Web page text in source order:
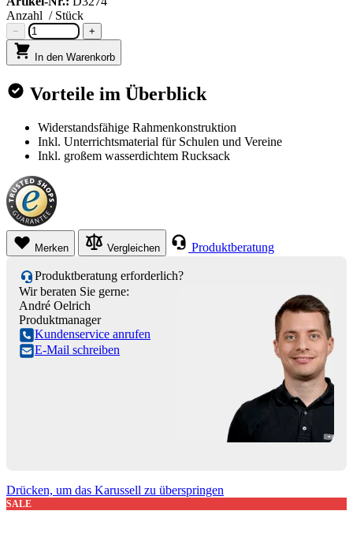
Anzahl / Stück
− +
In den Warenkorb
Vorteile im Überblick
Widerstandsfähige Rahmenkonstruktion
Inkl. Unterrichtsmaterial für Schulen und Vereine
Inkl. großem wasserdichtem Rucksack
Merken Vergleichen Produktberatung
Produktberatung erforderlich?
Wir beraten Sie gerne:
André Oelrich
Produktmanager
Kundenservice anrufen
E-Mail schreiben
Drücken, um das Karussell zu überspringen
SALE